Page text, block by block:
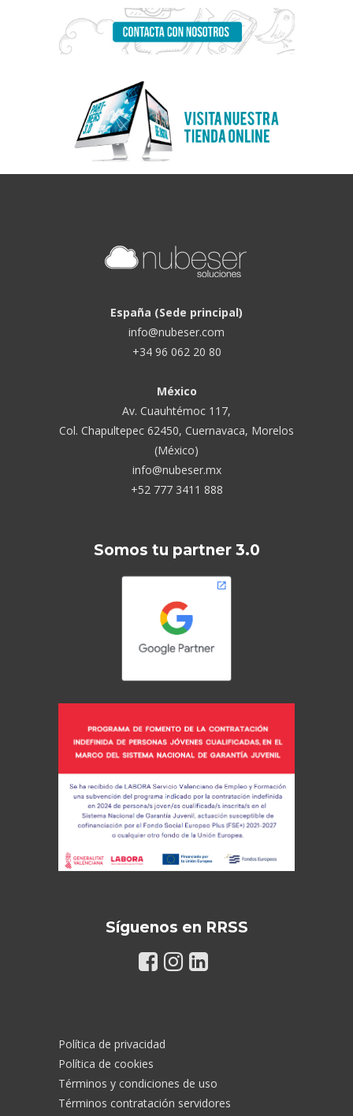
España (Sede principal)
info@nubeser.com
+34 96 062 20 80
México
Av. Cuauhtémoc 117,
Col. Chapultepec 62450, Cuernavaca, Morelos
(México)
info@nubeser.mx
+52 777 3411 888
Somos tu partner 3.0
Síguenos en RRSS
Política de privacidad
Política de cookies
Términos y condiciones de uso
Términos contratación servidores